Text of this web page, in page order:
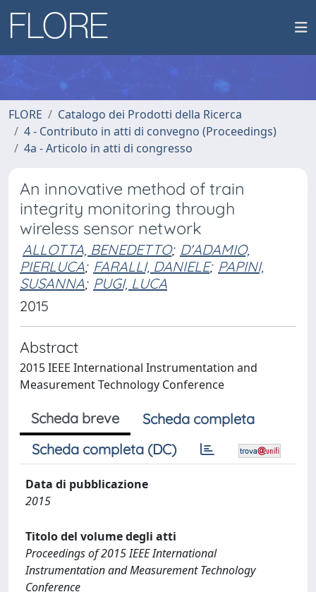
FLORE
Catalogo dei Prodotti della Ricerca
4 - Contributo in atti di convegno (Proceedings)
4a - Articolo in atti di congresso
An innovative method of train
integrity monitoring through
wireless sensor network
ALLOTTA, BENEDETTO; D'ADAMIO,
PIERLUCA; FARALLI, DANIELE; PAPINI,
SUSANNA; PUGI, LUCA
2015
Abstract
2015 IEEE International Instrumentation and
Measurement Technology Conference
Scheda breve
Scheda completa
Scheda completa (DC)
Data di pubblicazione
2015
Titolo del volume degli atti
Proceedings of 2015 IEEE International
Instrumentation and Measurement Technology
Conference